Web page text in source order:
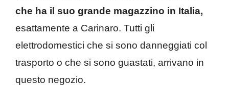
che ha il suo grande magazzino in Italia,
esattamente a Carinaro. Tutti gli
elettrodomestici che si sono danneggiati col
trasporto o che si sono guastati, arrivano in
questo negozio.